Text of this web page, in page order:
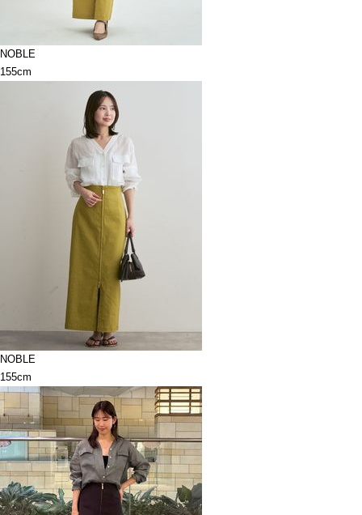
NOBLE
155cm
NOBLE
155cm